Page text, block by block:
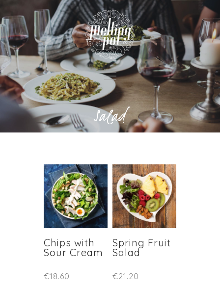
Salad
Chips with
Sour Cream
€18.60
Spring Fruit
Salad
€21.20